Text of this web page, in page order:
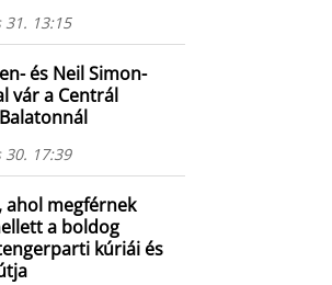
13:15
és Neil Simon-
vár a Centrál
17:39
ahol megférnek
a boldog
kúriái és